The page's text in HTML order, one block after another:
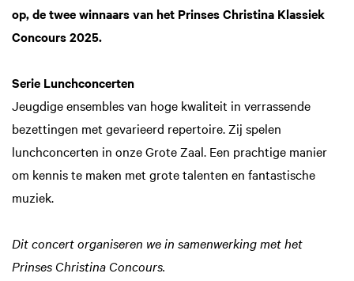
op, de twee winnaars van het Prinses Christina Klassiek
Concours 2025.
Serie Lunchconcerten
Jeugdige ensembles van hoge kwaliteit in verrassende
bezettingen met gevarieerd repertoire. Zij spelen
lunchconcerten in onze Grote Zaal. Een prachtige manier
om kennis te maken met grote talenten en fantastische
muziek.
Dit concert organiseren we in samenwerking met het
Prinses Christina Concours.